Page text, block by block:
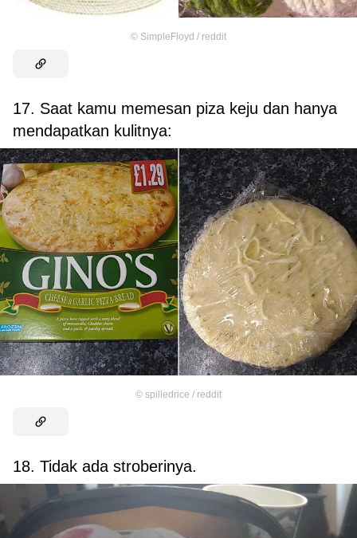
© SimpleFloyd / reddit
17. Saat kamu memesan piza keju dan hanya
mendapatkan kulitnya:
© spilledrice / reddit
18. Tidak ada stroberinya.